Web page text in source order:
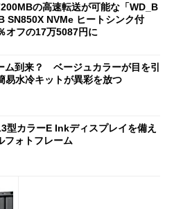
の高速転送が可能な「WD_B
SN850X NVMe ヒートシンク付
オフの17万5087円に
ム到来？ ベージュカラーが目を引
易水冷キットが異彩を放つ
型カラーE Inkディスプレイを備え
フォトフレーム